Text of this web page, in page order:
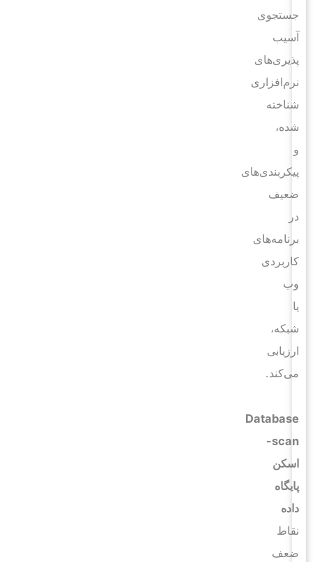
جستجوی
آسیب
پذیری‌های
نرم‌افزاری
شناخته
شده،
پیکربندی‌های
ضعیف
برنامه‌های
کاربردی
وب
شبکه،
ارزیابی
می‌کند.
Database
scan-
اسکن
پایگاه
داده
نقاط
ضعف